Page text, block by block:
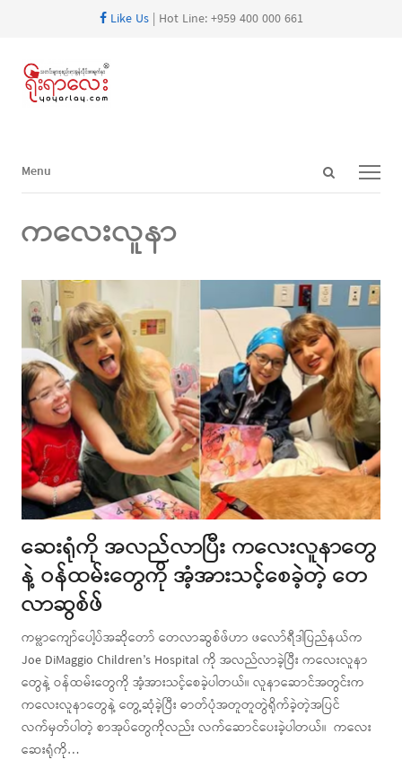
Like Us| Hot Line: +959 400 000 661
Open
Menu
Menu
ကလေးလူနာ
ဆေးရုံကို အလည်လာပြီး ကလေးလူနာတွေ
နဲ့ ဝန်ထမ်းတွေကို အံ့အားသင့်စေခဲ့တဲ့ တေ
လာဆွစ်ဖ်
ကမ္လာကျော်ပေါ့ပ်အဆိုတော် တေလာဆွစ်ဖ်ဟာ ဖလော်ရီဒါပြည်နယ်က
Joe DiMaggio Children’s Hospital ကို အလည်လာခဲ့ပြီး ကလေးလူနာ
တွေနဲ့ ဝန်ထမ်းတွေကို အံ့အားသင့်စေခဲ့ပါတယ်။ လူနာဆောင်အတွင်းက
ကလေးလူနာတွေနဲ့ တွေ့ဆုံခဲ့ပြီး ဓာတ်ပုံအတူတူတွဲရိုက်ခဲ့တဲ့အပြင်
လက်မှတ်ပါတဲ့ စာအုပ်တွေကိုလည်း လက်ဆောင်ပေးခဲ့ပါတယ်။ ကလေး
ဆေးရုံကို…